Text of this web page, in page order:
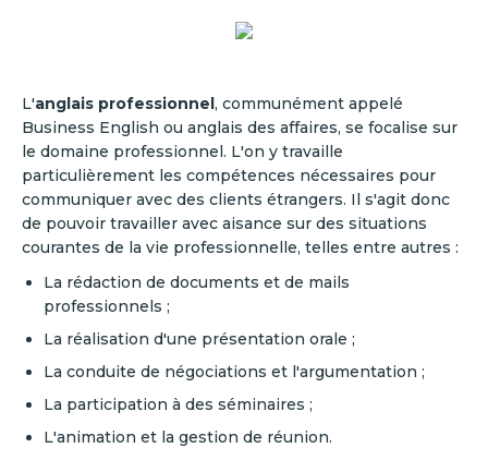
L'anglais professionnel, communément appelé
Business English ou anglais des affaires, se focalise sur
le domaine professionnel. L'on y travaille
particulièrement les compétences nécessaires pour
communiquer avec des clients étrangers. Il s'agit donc
de pouvoir travailler avec aisance sur des situations
courantes de la vie professionnelle, telles entre autres :
La rédaction de documents et de mails
professionnels ;
La réalisation d'une présentation orale ;
La conduite de négociations et l'argumentation ;
La participation à des séminaires ;
L'animation et la gestion de réunion.